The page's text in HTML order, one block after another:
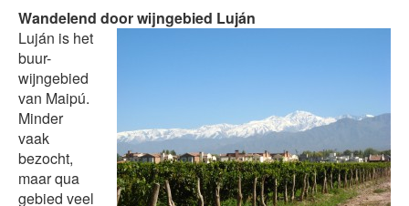
Wandelend door wijngebied Luján
Luján is het
buur-
wijngebied
van Maipú.
Minder
vaak
bezocht,
maar qua
gebied veel